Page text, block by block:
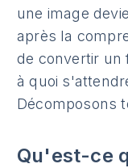
une image
après la
de convertir un
à quoi
Décomposons
Qu'est-ce